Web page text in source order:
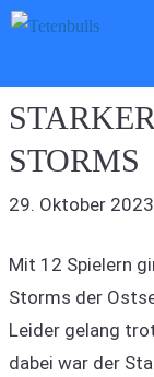
Zum
STORMS
29. Oktober 2023
Mit 12 Spielern
Storms der
Leider gelang
dabei war der